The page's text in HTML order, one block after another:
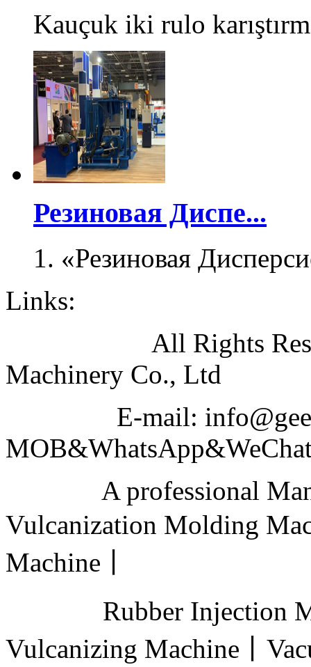
Kauçuk iki rulo
Резиновая Диспе...
1. «Резиновая
Links:
All Rights
Machinery Co., Ltd
E-mail:
A professional
Vulcanization Molding
Machine丨
Rubber Injection
Vulcanizing Machine丨